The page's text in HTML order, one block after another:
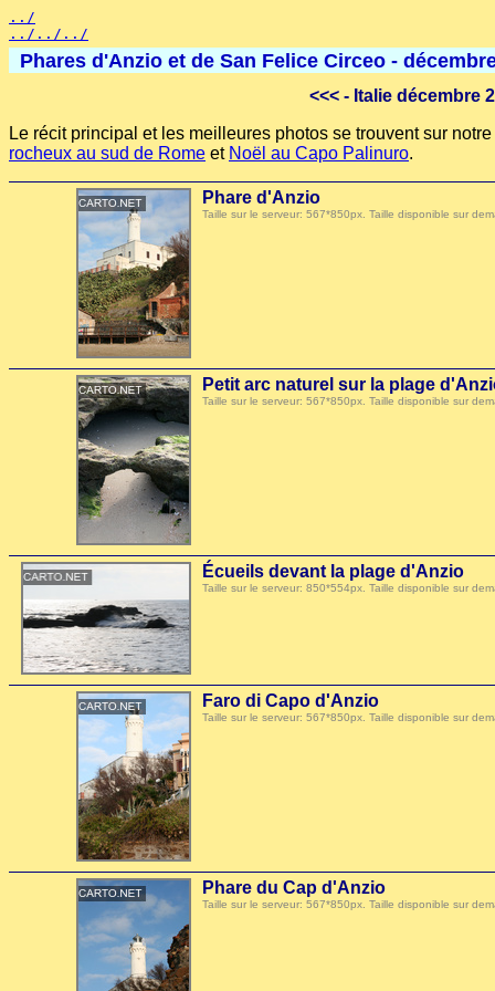
../
../../../
Phares d'Anzio et de San Felice Circeo -
<<< - Italie décembre
Le récit principal et les meilleures photos se trouvent sur
rocheux au sud de Rome et Noël au Capo Palinuro.
Phare d'Anzio
Taille sur le serveur: 567*850px. Taille disponible sur
Petit arc naturel sur la plage
Taille sur le serveur: 567*850px. Taille disponible sur
Écueils devant la plage d'Anzio
Taille sur le serveur: 850*554px. Taille disponible sur
Faro di Capo d'Anzio
Taille sur le serveur: 567*850px. Taille disponible sur
Phare du Cap d'Anzio
Taille sur le serveur: 567*850px. Taille disponible sur